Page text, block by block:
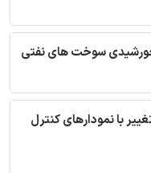
خورشیدی سوخت های نفتی
با نمودارهای کنترل